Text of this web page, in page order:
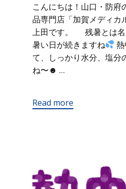
こんにちは！山口・防府
品専門店「加賀メディカ
上田です。 残暑とは名
暑い日が続きますね
て、しっかり水分、塩分
ね〜☻ …
Read more